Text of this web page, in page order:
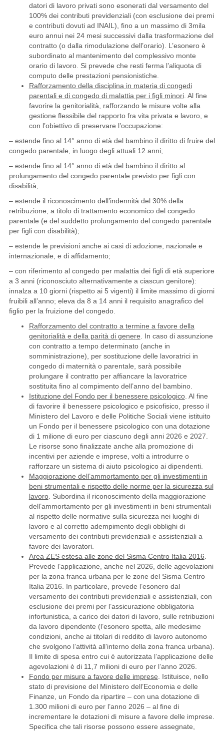
datori di lavoro privati sono esonerati dal versamento del
100% dei contributi previdenziali (con esclusione dei premi
e contributi dovuti ad INAIL), fino a un massimo di 3mila
euro annui nei 24 mesi successivi dalla trasformazione del
contratto (o dalla rimodulazione dell’orario). L’esonero è
subordinato al mantenimento del complessivo monte
orario di lavoro. Si prevede che resti ferma l’aliquota di
computo delle prestazioni pensionistiche.
Rafforzamento della disciplina in materia di congedi
parentali e di congedo di malattia per i figli minori. Al fine
favorire la genitorialità, rafforzando le misure volte alla
gestione flessibile del rapporto fra vita privata e lavoro, e
con l’obiettivo di preservare l’occupazione:
– estende fino al 14° anno di età del bambino il diritto di fruire del
congedo parentale, in luogo degli attuali 12 anni;
– estende fino al 14° anno di età del bambino il diritto al
prolungamento del congedo parentale previsto per figli con
disabilità;
– estende il riconoscimento dell’indennità del 30% della
retribuzione, a titolo di trattamento economico del congedo
parentale (e del suddetto prolungamento del congedo parentale
per figli con disabilità);
– estende le previsioni anche ai casi di adozione, nazionale e
internazionale, e di affidamento;
– con riferimento al congedo per malattia dei figli di età superiore
a 3 anni (riconosciuto alternativamente a ciascun genitore):
innalza a 10 giorni (rispetto ai 5 vigenti) il limite massimo di giorni
fruibili all’anno; eleva da 8 a 14 anni il requisito anagrafico del
figlio per la fruizione del congedo.
Rafforzamento del contratto a termine a favore della
genitorialità e della parità di genere . In caso di assunzione
con contratto a tempo determinato (anche in
somministrazione), per sostituzione delle lavoratrici in
congedo di maternità o parentale, sarà possibile
prolungare il contratto per affiancare la lavoratrice
sostituita fino al compimento dell’anno del bambino.
Istituzione del Fondo per il benessere psicologico. Al fine
di favorire il benessere psicologico e psicofisico, presso il
Ministero del Lavoro e delle Politiche Sociali viene istituito
un Fondo per il benessere psicologico con una dotazione
di 1 milione di euro per ciascuno degli anni 2026 e 2027.
Le risorse sono finalizzate anche alla promozione di
incentivi per aziende e imprese, volti a introdurre o
rafforzare un sistema di aiuto psicologico ai dipendenti.
Maggiorazione dell’ammortamento per gli investimenti in
beni strumentali e rispetto delle norme per la sicurezza sul
lavoro. Subordina il riconoscimento della maggiorazione
dell’ammortamento per gli investimenti in beni strumentali
al rispetto delle normative sulla sicurezza nei luoghi di
lavoro e al corretto adempimento degli obblighi di
versamento dei contributi previdenziali e assistenziali a
favore dei lavoratori.
Area ZES estesa alle zone del Sisma Centro Italia 2016
Prevede l’applicazione, anche nel 2026, delle agevolazioni
per la zona franca urbana per le zone del Sisma Centro
Italia 2016. In particolare, prevede l’esonero dal
versamento dei contributi previdenziali e assistenziali, con
esclusione dei premi per l’assicurazione obbligatoria
infortunistica, a carico dei datori di lavoro, sulle retribuzioni
da lavoro dipendente (l’esonero spetta, alle medesime
condizioni, anche ai titolari di reddito di lavoro autonomo
che svolgono l’attività all’interno della zona franca urbana).
Il limite di spesa entro cui è autorizzata l’applicazione delle
agevolazioni è di 11,7 milioni di euro per l’anno 2026.
Fondo per misure a favore delle imprese . Istituisce, nello
stato di previsione del Ministero dell’Economia e delle
Finanze, un Fondo da ripartire – con una dotazione di
1.300 milioni di euro per l’anno 2026 – al fine di
incrementare le dotazioni di misure a favore delle imprese.
Specifica che tali risorse possono essere assegnate,